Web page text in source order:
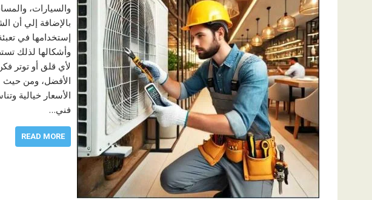
والسيارات،
بالإضافة إلي أن
إستخدامها في
وأشكالها لذلك
لأي قلق أو توتر
الأفضل، ومن حيث
الأسعار خيالية
فني…
READ MORE